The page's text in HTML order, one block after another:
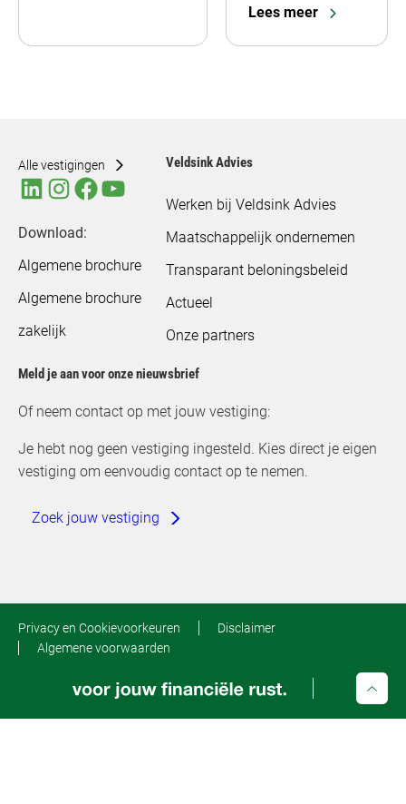
Lees meer
Alle vestigingen
Download:
Algemene brochure
Algemene brochure
zakelijk
Veldsink Advies
Werken bij Veldsink Advies
Maatschappelijk ondernemen
Transparant beloningsbeleid
Actueel
Onze partners
Meld je aan voor onze nieuwsbrief
Of neem contact op met jouw vestiging:
Je hebt nog geen vestiging ingesteld. Kies direct je eigen
vestiging om eenvoudig contact op te nemen.
Zoek jouw vestiging
Privacy en Cookievoorkeuren
Disclaimer
Algemene voorwaarden